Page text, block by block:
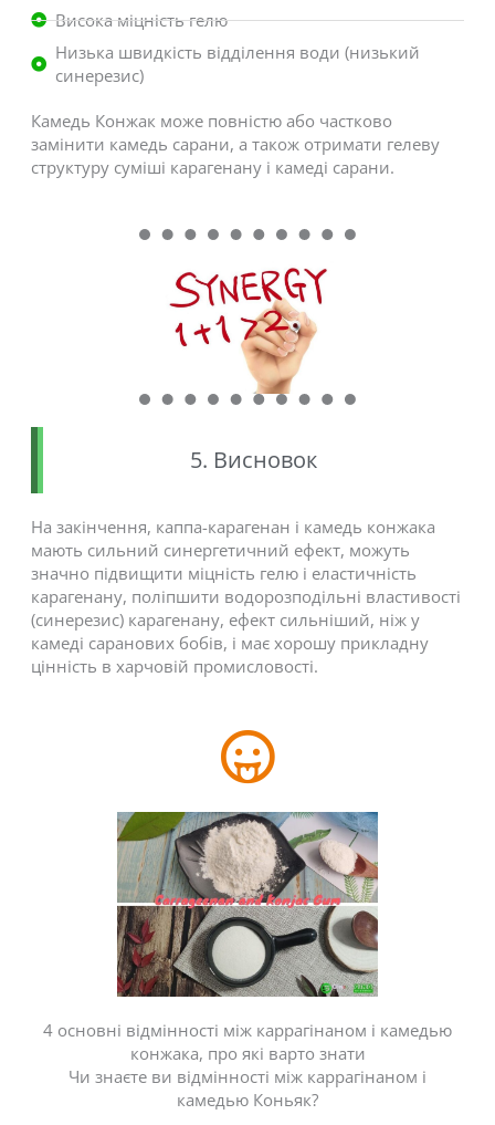
Висока міцність гелю
Низька швидкість відділення води (низький
синерезис)
Камедь Конжак може повністю або частково
замінити камедь сарани, а також отримати гелеву
структуру суміші карагенану і камеді сарани.
5. Висновок
На закінчення, каппа-карагенан і камедь конжака
мають сильний синергетичний ефект, можуть
значно підвищити міцність гелю і еластичність
карагенану, поліпшити водорозподільні властивості
(синерезис) карагенану, ефект сильніший, ніж у
камеді саранових бобів, і має хорошу прикладну
цінність в харчовій промисловості.
4 основні відмінності між каррагінаном і камедью
конжака, про які варто знати
Чи знаєте ви відмінності між каррагінаном і
камедью Коньяк?